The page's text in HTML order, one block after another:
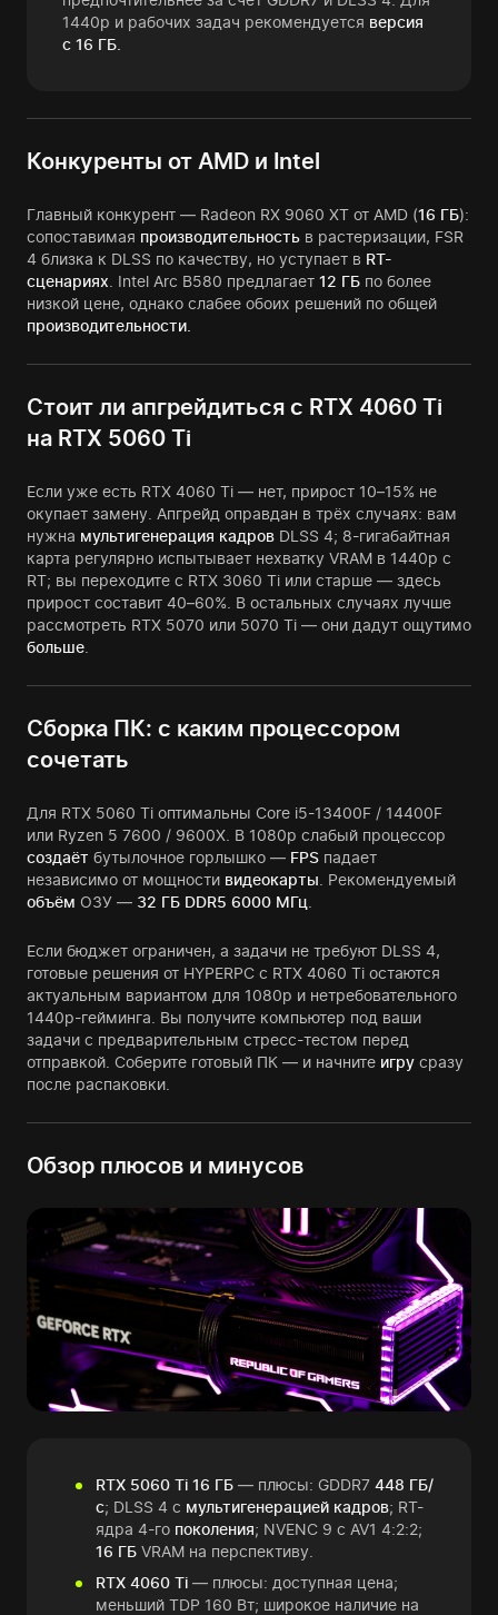
1440p и рабочих задач рекомендуется версия
с 16 ГБ.
Конкуренты от AMD и Intel
Главный конкурент — Radeon RX 9060 XT от AMD (16 ГБ):
сопоставимая производительность в растеризации, FSR
4 близка к DLSS по качеству, но уступает в RT-
сценариях . Intel Arc B580 предлагает 12 ГБ по более
низкой цене, однако слабее обоих решений по общей
производительности.
Стоит ли апгрейдиться с RTX 4060 Ti
на RTX 5060 Ti
Если уже есть RTX 4060 Ti — нет, прирост 10–15% не
окупает замену. Апгрейд оправдан в трёх случаях: вам
нужна мультигенерация кадров DLSS 4; 8-гигабайтная
карта регулярно испытывает нехватку VRAM в 1440p с
RT; вы переходите с RTX 3060 Ti или старше — здесь
прирост составит 40–60%. В остальных случаях лучше
рассмотреть RTX 5070 или 5070 Ti — они дадут ощутимо
больше
Сборка ПК: с каким процессором
сочетать
Для RTX 5060 Ti оптимальны Core i5-13400F / 14400F
или Ryzen 5 7600 / 9600X. В 1080p слабый процессор
создаёт бутылочное горлышко — FPS падает
независимо от мощности видеокарты . Рекомендуемый
объём ОЗУ — 32 ГБ DDR5 6000 МГц
Если бюджет ограничен, а задачи не требуют DLSS 4,
готовые решения от HYPERPC с RTX 4060 Ti остаются
актуальным вариантом для 1080p и нетребовательного
1440p-гейминга. Вы получите компьютер под ваши
задачи с предварительным стресс-тестом перед
отправкой. Соберите готовый ПК — и начните игру сразу
после распаковки.
Обзор плюсов и минусов
RTX 5060 Ti 16 ГБ — плюсы: GDDR7 448 ГБ/
с; DLSS 4 с мультигенерацией кадров; RT-
ядра 4-го поколения; NVENC 9 с AV1 4:2:2;
16 ГБ VRAM на перспективу.
RTX 4060 Ti — плюсы: доступная цена;
меньший TDP 160 Вт; широкое наличие на